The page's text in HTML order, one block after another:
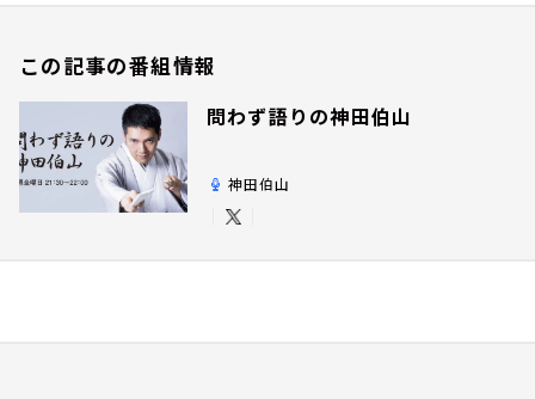
この記事の番組情報
問わず語りの神田伯山
神田伯山